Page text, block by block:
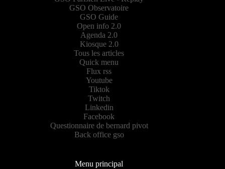
GSO Observatoire
GSO Guide
Open info 2.0
Agenda 2.0
Kiosque 2.0
Tous les articles
Quick menu
Flux rss
Youtube
Tiktok
Twitch
Linkedin
Facebook
Questionnaire de bernard pivot
Back office gso
Menu principal